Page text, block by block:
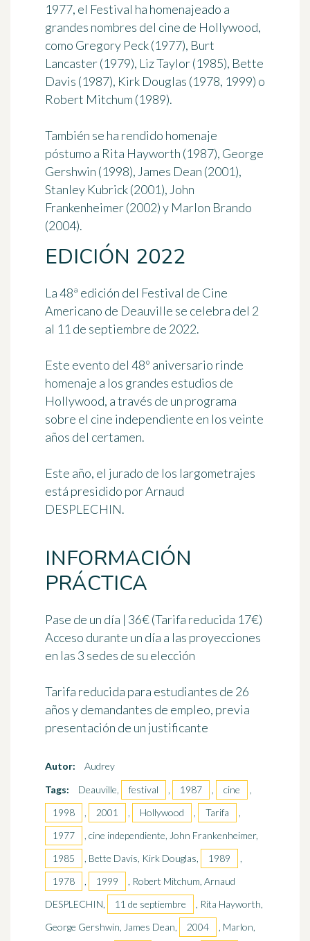
1977, el Festival ha homenajeado a
grandes nombres del cine de Hollywood,
como Gregory Peck (1977), Burt
Lancaster (1979), Liz Taylor (1985), Bette
Davis (1987), Kirk Douglas (1978, 1999) o
Robert Mitchum (1989).
También se ha rendido homenaje
póstumo a Rita Hayworth (1987), George
Gershwin (1998), James Dean (2001),
Stanley Kubrick (2001), John
Frankenheimer (2002) y Marlon Brando
(2004).
EDICIÓN 2022
La 48ª edición del Festival de Cine
Americano de Deauville se celebra del 2
al 11 de septiembre de 2022.
Este evento del 48º aniversario rinde
homenaje a los grandes estudios de
Hollywood, a través de un programa
sobre el cine independiente en los veinte
años del certamen.
Este año, el jurado de los largometrajes
está presidido porArnaud
DESPLECHIN.
INFORMACIÓN
PRÁCTICA
Pase de un día | 36€ (Tarifa reducida 17€)
Acceso durante un día a las proyecciones
en las 3 sedes de su elección
Tarifa reducida para estudiantes de 26
años y demandantes de empleo, previa
presentación de un justificante
Autor:
Audrey
Tags:
Deauville, festival , 1987 , cine
,
1998
, 2001 , Hollywood , Tarifa
,
1977
, cine independiente, John Frankenheimer,
1985
, Bette Davis, Kirk Douglas, 1989
,
1978
, 1999
, Robert Mitchum, Arnaud
DESPLECHIN,
11 de septiembre
, Rita Hayworth,
George Gershwin, James Dean,
2004
, Marlon,